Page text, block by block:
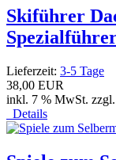
Skiführer
Lieferzeit: 3-5 Tage
38,00 EUR
inkl. 7 % MwSt. zzgl.
Details